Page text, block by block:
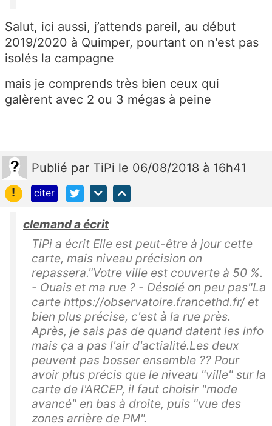
Salut, ici aussi, j’attends pareil, au début
2019/2020 à Quimper, pourtant on n'est pas
isolés la campagne
mais je comprends très bien ceux qui
galèrent avec 2 ou 3 mégas à peine
Publié par TiPi le 06/08/2018 à 16h41
!
citer
clemand a écrit
TiPi a écrit Elle est peut-être à jour cette
carte, mais niveau précision on
repassera."Votre ville est couverte à 50 %.
- Ouais et ma rue ? - Désolé on peu pas"La
carte https://observatoire.francethd.fr/ et
bien plus précise, c'est à la rue près.
Après, je sais pas de quand datent les info
mais ça a pas l'air d'actialité.Les deux
peuvent pas bosser ensemble ?? Pour
avoir plus précis que le niveau "ville" sur la
carte de l'ARCEP, il faut choisir "mode
avancé" en bas à droite, puis "vue des
zones arrière de PM".